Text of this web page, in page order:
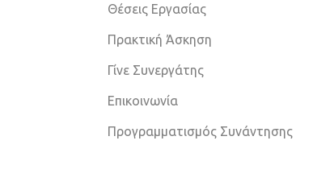
Θέσεις Εργασίας
Πρακτική Άσκηση
Γίνε Συνεργάτης
Επικοινωνία
Προγραμματισμός Συνάντησης